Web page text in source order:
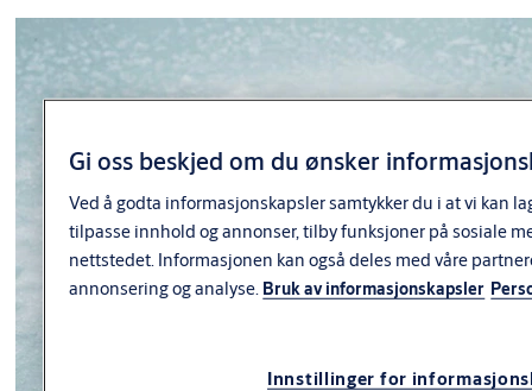
Gi oss beskjed om du ønsker
Ved å godta informasjonskapsler samtykker du i at vi kan
tilpasse innhold og annonser, tilby funksjoner på sosiale
nettstedet. Informasjonen kan også deles med våre
annonsering og analyse. Bruk av informasjonskapsler
Innstillinger for